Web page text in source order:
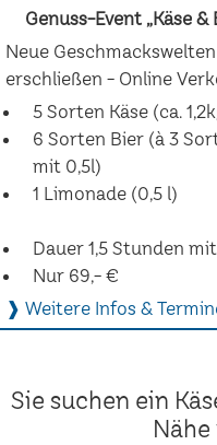
Genuss-Event „Käse
Neue
erschließen - Online
5 Sorten Käse (ca.
6 Sorten Bier (à 3
mit 0,5l)
1 Limonade (0,5 l)
Dauer 1,5 Stunden
Nur 69,- €
❱ Weitere Infos &
Sie suchen ein